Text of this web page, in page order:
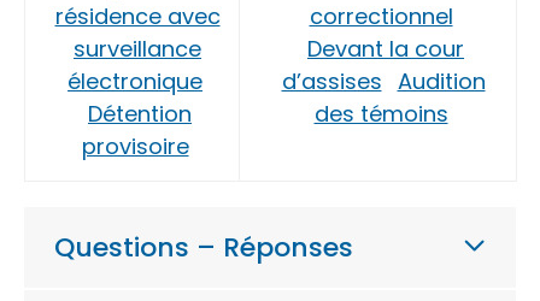
résidence avec
surveillance
électronique
Détention
provisoire
correctionnel
Devant la cour
d’assises Audition
des témoins
Questions – Réponses